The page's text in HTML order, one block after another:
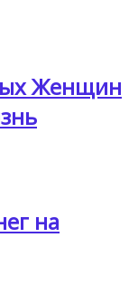
Женщин
на